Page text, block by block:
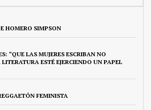
HOMERO SIMPSON
“QUE LAS MUJERES ESCRIBAN NO
ESTÉ EJERCIENDO UN PAPEL
FEMINISTA